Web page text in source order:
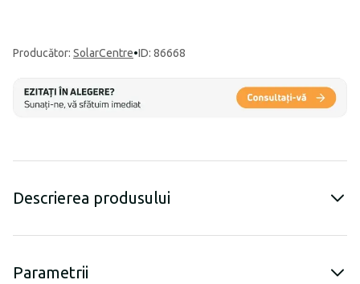
Producător: SolarCentre•ID: 86668
Descrierea produsului
Parametrii